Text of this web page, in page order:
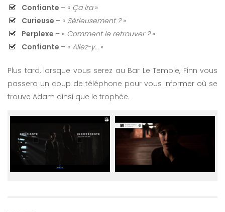
Confiante – « Ça ira»
Curieuse – « Sérieusement ?»
Perplexe – « Comment le retrouver ?»
Confiante – « Allez-y… »
Plus tard, lorsque vous serez au Bar Le Temple, Finn vous
passera un coup de téléphone pour vous informer où se
trouve Adam ainsi que le trophée.